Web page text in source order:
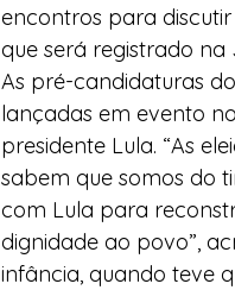
encontros para
que será registrado na
As pré-candidaturas
lançadas em evento
presidente Lula. “As
sabem que somos do
com Lula para
dignidade ao povo”,
infância, quando teve